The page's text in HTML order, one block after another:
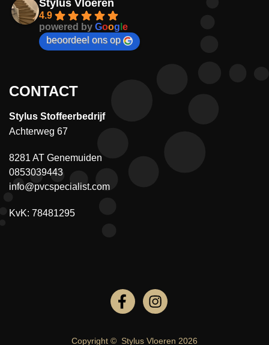
Stylus Vloeren
4.9
powered by Goog e
beoordeel ons op
CONTACT
Stylus Stoffeerbedrijf
Achterweg 67
8281 AT Genemuiden
0853039443
info@pvcspecialist.com
KvK: 78481295
Copyright © Stylus Vloeren 2026